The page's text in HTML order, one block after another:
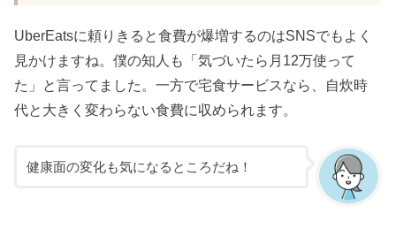
UberEatsに頼りきると食費が爆増するのはSNSでもよく
見かけますね。僕の知人も「気づいたら月12万使って
た」と言ってました。一方で宅食サービスなら、自炊時
代と大きく変わらない食費に収められます。
健康面の変化も気になるところだね！